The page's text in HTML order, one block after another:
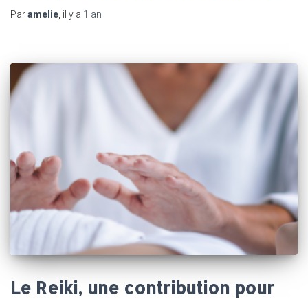
Paramelie, il y a 1 an
Le Reiki, une contribution pour